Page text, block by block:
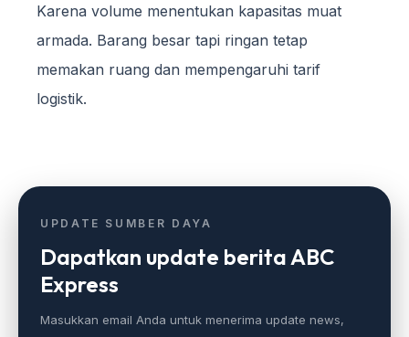
Karena volume menentukan kapasitas muat
armada. Barang besar tapi ringan tetap
memakan ruang dan mempengaruhi tarif
logistik.
UPDATE SUMBER DAYA
Dapatkan update berita ABC
Express
Masukkan email Anda untuk menerima update news,